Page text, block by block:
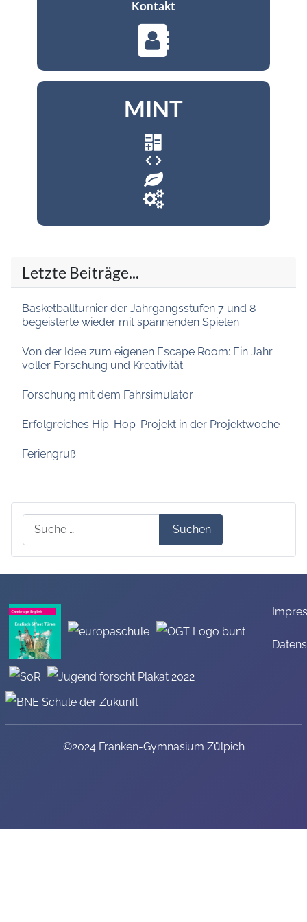
Kontakt
MINT
code
Letzte Beiträge...
Basketballturnier der Jahrgangsstufen 7 und 8
begeisterte wieder mit spannenden Spielen
Von der Idee zum eigenen Escape Room: Ein Jahr
voller Forschung und Kreativität
Forschung mit dem Fahrsimulator
Erfolgreiches Hip-Hop-Projekt in der Projektwoche
Feriengruß
Suchen Suchen
©2024 Franken-Gymnasium Zülpich